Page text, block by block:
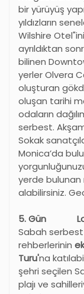
bir yürüyüş
yıldızların
Wilshire
ayrıldıktan
bilinen
yerler Olvera
oluşturan
oluşan tarihi
odaların
serbest.
Sokak
Monica’da
yerde
alabilirsiniz.
5. Gün Los
Sabah
rehberlerinin
Turu'na
şehri seçilen
plajı ve